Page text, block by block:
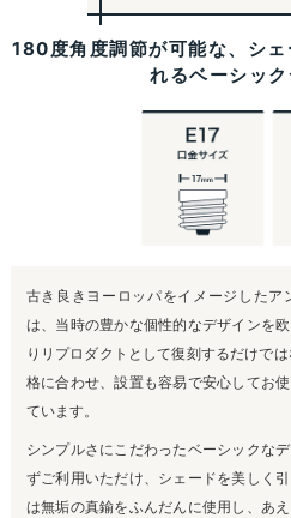
180度角度調節が可能な、シェ
れるベーシック
古き良きヨーロッパをイメージしたア
は、当時の豊かな個性的なデザインを
りリプロダクトとして復刻するだけで
格に合わせ、設置も容易で安心してお
ています。
シンプルさにこだわったベーシックな
ずご利用いただけ、シェードを美しく
は無垢の真鍮をふんだんに使用し、あ